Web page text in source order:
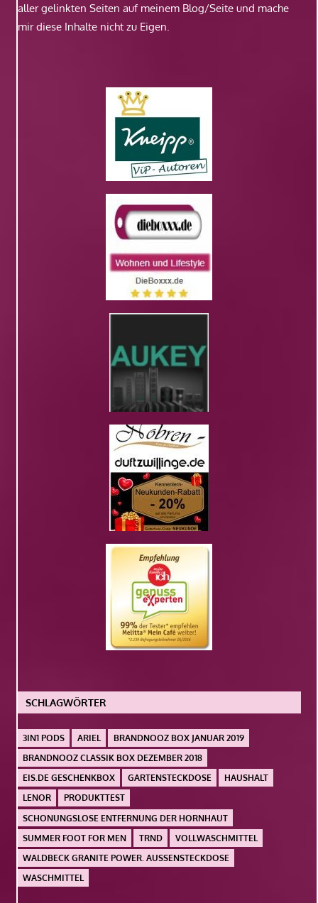
aller gelinkten Seiten auf meinem Blog/Seite und mache
mir diese Inhalte nicht zu Eigen.
SCHLAGWÖRTER
3IN1 PODS ARIEL
BRANDNOOZ BOX JANUAR 2019
BRANDNOOZ CLASSIK BOX DEZEMBER 2018
EIS.DE GESCHENKBOX
GARTENSTECKDOSE
HAUSHALT
LENOR
PRODUKTTEST
SCHONUNGSLOSE ENTFERNUNG DER HORNHAUT
SUMMER FOOT FOR MEN
TRND
VOLLWASCHMITTEL
WALDBECK GRANITE POWER. AUSSENSTECKDOSE
WASCHMITTEL